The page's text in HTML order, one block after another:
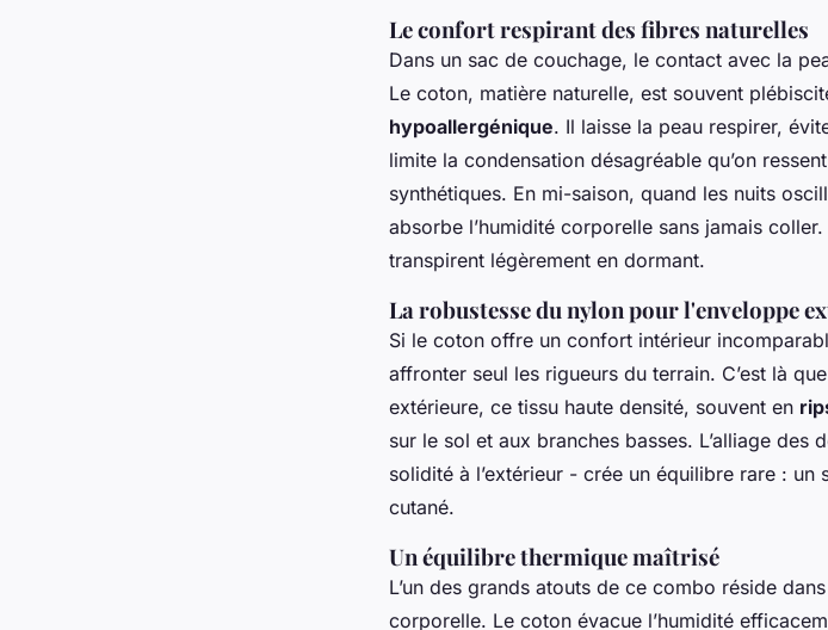
Le confort respirant des fibres naturelles
Dans un sac de couchage, le contact avec la
Le coton, matière naturelle, est souvent
hypoallergénique. Il laisse la peau respirer,
limite la condensation désagréable qu’on
synthétiques. En mi-saison, quand les nuits
absorbe l’humidité corporelle sans jamais
transpirent légèrement en dormant.
La robustesse du nylon pour l'enveloppe
Si le coton offre un confort intérieur
affronter seul les rigueurs du terrain. C’est là
extérieure, ce tissu haute densité, souvent en
sur le sol et aux branches basses. L’alliage des
solidité à l’extérieur - crée un équilibre rare :
cutané.
Un équilibre thermique maîtrisé
L’un des grands atouts de ce combo réside
corporelle. Le coton évacue l’humidité